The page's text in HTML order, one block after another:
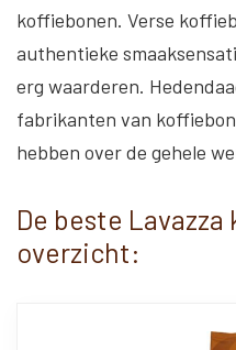
koffiebonen. Verse
authentieke
erg waarderen.
fabrikanten van
hebben over de gehele
De beste
overzicht: